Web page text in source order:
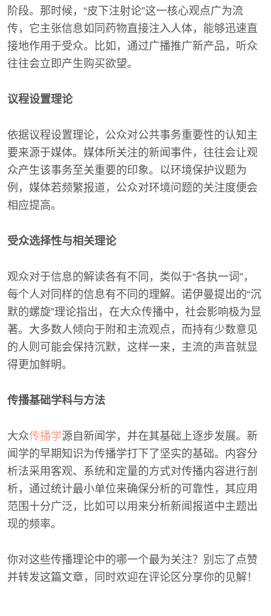
阶段。那时候，“皮下注射论”这一核心观点广为流
传，它主张信息如同药物直接注入人体，能够迅速直
接地作用于受众。比如，通过广播推广新产品，听众
往往会立即产生购买欲望。
议程设置理论
依据议程设置理论，公众对公共事务重要性的认知主
要来源于媒体。媒体所关注的新闻事件，往往会让观
众产生该事务至关重要的印象。以环境保护议题为
例，媒体若频繁报道，公众对环境问题的关注度便会
相应提高。
受众选择性与相关理论
观众对于信息的解读各有不同，类似于“各执一词”，
每个人对同样的信息有不同的理解。诺伊曼提出的“沉
默的螺旋”理论指出，在大众传播中，社会影响极为显
著。大多数人倾向于附和主流观点，而持有少数意见
的人则可能会保持沉默，这样一来，主流的声音就显
得更加鲜明。
传播基础学科与方法
大众传播学源自新闻学，并在其基础上逐步发展。新
闻学的早期知识为传播学打下了坚实的基础。内容分
析法采用客观、系统和定量的方式对传播内容进行剖
析，通过统计最小单位来确保分析的可靠性，其应用
范围十分广泛，比如可以用来分析新闻报道中主题出
现的频率。
你对这些传播理论中的哪一个最为关注？别忘了点赞
并转发这篇文章，同时欢迎在评论区分享你的见解！